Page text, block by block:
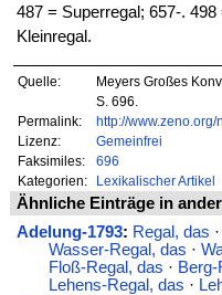
487 = Superregal; 657-.
Kleinregal.
Quelle:
Meyers Großes
S. 696.
Permalink:
http://
Lizenz:
Gemeinfrei
Faksimiles:
696
Kategorien:
Lexikalischer Artikel
Ähnliche Einträge in
Adelung-1793: Regal, das ·
Wasser-Regal, das ·
Floß-Regal, das · Berg-
Lehens-Regal, das ·